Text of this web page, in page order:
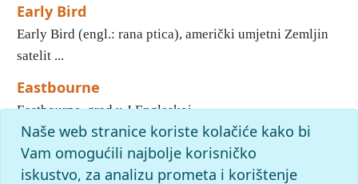
Early Bird
Early Bird (engl.: rana ptica), američki umjetni Zemljin
satelit ...
Eastbourne
Eastbourne, grad u J Engleskoj ...
1 2 3 4 5 6 7 8 9 10 » Kraj
slovoe: pronađenih odgovora: 1424; vrijeme izvršavanja
Naše web stranice koriste kolačiće kako bi
Vam omogućili najbolje korisničko
iskustvo, za analizu prometa i korištenje